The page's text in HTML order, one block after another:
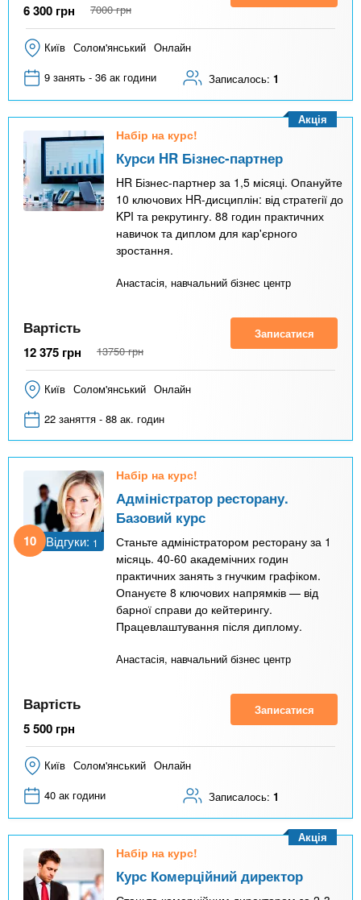
6 300 грн 7000 грн
Київ Солом'янський Онлайн
9 занять - 36 ак години
Записалось: 1
Набір на курс!
Курси HR Бізнес-партнер
HR Бізнес-партнер за 1,5 місяці. Опануйте
10 ключових HR-дисциплін: від стратегії до
KPI та рекрутингу. 88 годин практичних
навичок та диплом для кар'єрного
зростання.
Анастасія, навчальний бізнес центр
Акція
Вартість
12 375 грн 13750 грн
Записатися
Київ Солом'янський Онлайн
22 заняття - 88 ак. годин
10 Відгуки: 1
Набір на курс!
Адміністратор ресторану.
Базовий курс
Станьте адміністратором ресторану за 1
місяць. 40-60 академічних годин
практичних занять з гнучким графіком.
Опануєте 8 ключових напрямків — від
барної справи до кейтерингу.
Працевлаштування після диплому.
Анастасія, навчальний бізнес центр
Вартість
5 500 грн
Записатися
Київ Солом'янський Онлайн
40 ак години
Записалось: 1
Набір на курс!
Курс Комерційний директор
Акція